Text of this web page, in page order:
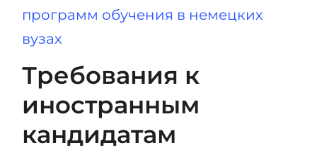
программ обучения в немецких
вузах
Требования к
иностранным
кандидатам